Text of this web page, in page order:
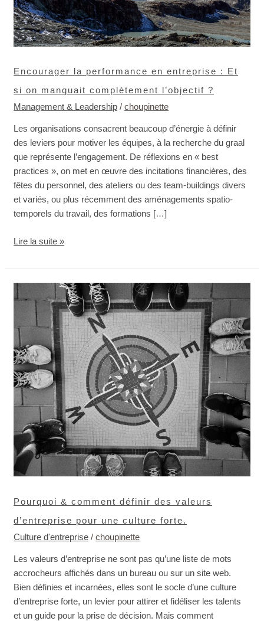
Encourager la performance en entreprise : Et
si on manquait complètement l’objectif ?
Management & Leadership /choupinette
Les organisations consacrent beaucoup d’énergie à définir
des leviers pour motiver les équipes, à la recherche du graal
que représente l’engagement. De réflexions en « best
practices », on met en œuvre des incitations financières, des
fêtes du personnel, des ateliers ou des team-buildings divers
et variés, ou plus récemment des aménagements spatio-
temporels du travail, des formations […]
manquait
complètement
l’objectif ?
Lire la suite »
Pourquoi & comment définir des valeurs
d’entreprise pour une culture forte.
Culture d'entreprise /choupinette
Les valeurs d’entreprise ne sont pas qu’une liste de mots
accrocheurs affichés dans un bureau ou sur un site web.
Bien définies et incarnées, elles sont le socle d’une culture
d’entreprise forte, un levier pour attirer et fidéliser les talents
et un guide pour la prise de décision. Mais comment
Pourquoi
&
comment
définir
des
valeurs
d’entreprise
pour
une
forte.